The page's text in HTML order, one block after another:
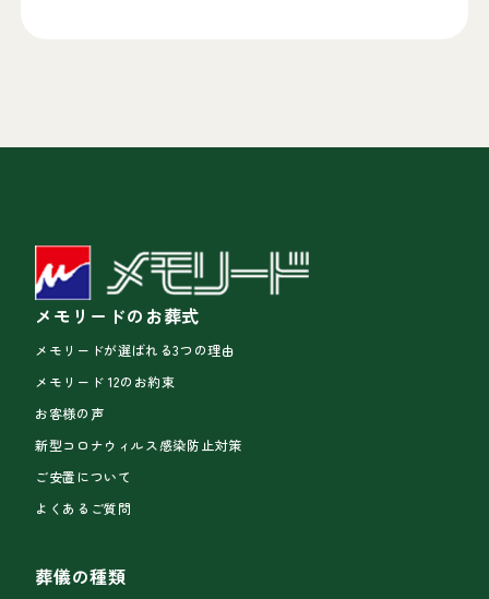
メモリードのお葬式
メモリードが選ばれる3つの理由
メモリード 12のお約束
お客様の声
新型コロナウィルス感染防止対策
ご安置について
よくあるご質問
葬儀の種類